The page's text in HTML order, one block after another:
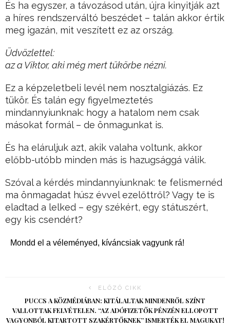
És ha egyszer, a távozásod után, újra kinyitják azt
a híres rendszerváltó beszédet – talán akkor értik
meg igazán, mit veszített ez az ország.
Üdvözlettel:
az a Viktor, aki még mert tükörbe nézni.
Ez a képzeletbeli levél nem nosztalgiázás. Ez
tükör. És talán egy figyelmeztetés
mindannyiunknak: hogy a hatalom nem csak
másokat formál – de önmagunkat is.
És ha eláruljuk azt, akik valaha voltunk, akkor
előbb-utóbb minden más is hazugsággá válik.
Szóval a kérdés mindannyiunknak: te felismernéd
ma önmagadat húsz évvel ezelőttről? Vagy te is
eladtad a lelked – egy székért, egy státuszért,
egy kis csendért?
Mondd el a véleményed, kíváncsiak vagyunk rá!
ELŐZŐ CIKK
PUCCS A KÖZMÉDIÁBAN: KITÁLALTAK MINDENRŐL SZÍNT
VALLOTTAK FELVÉTELEN. “AZ ADÓFIZETŐK PÉNZÉN ELLOPOTT
VAGYONBÓL KITARTOTT SZAKÉRTŐKNEK” ISMERTÉK EL MAGUKAT!